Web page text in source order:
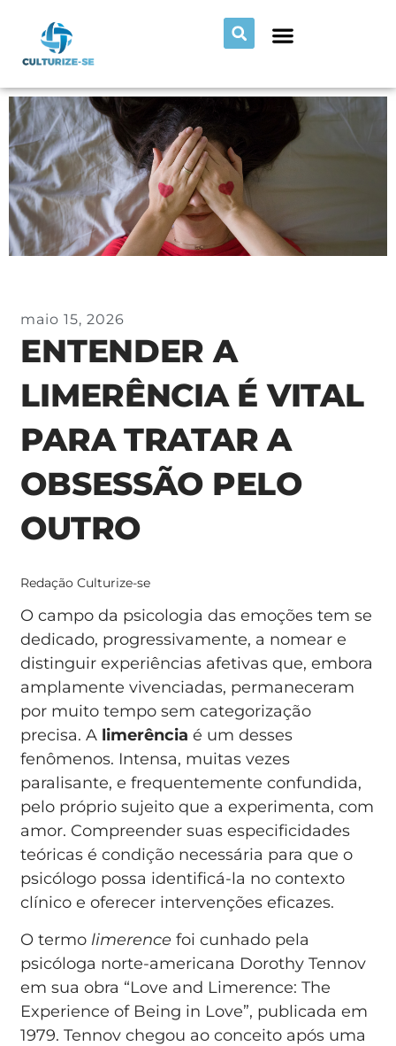
maio 15, 2026
ENTENDER A
LIMERÊNCIA É VITAL
PARA TRATAR A
OBSESSÃO PELO
OUTRO
Redação Culturize-se
O campo da psicologia das emoções tem se
dedicado, progressivamente, a nomear e
distinguir experiências afetivas que, embora
amplamente vivenciadas, permaneceram
por muito tempo sem categorização
precisa. A limerência é um desses
fenômenos. Intensa, muitas vezes
paralisante, e frequentemente confundida,
pelo próprio sujeito que a experimenta, com
amor. Compreender suas especificidades
teóricas é condição necessária para que o
psicólogo possa identificá-la no contexto
clínico e oferecer intervenções eficazes.
O termo limerence foi cunhado pela
psicóloga norte-americana Dorothy Tennov
em sua obra “Love and Limerence: The
Experience of Being in Love”, publicada em
1979. Tennov chegou ao conceito após uma